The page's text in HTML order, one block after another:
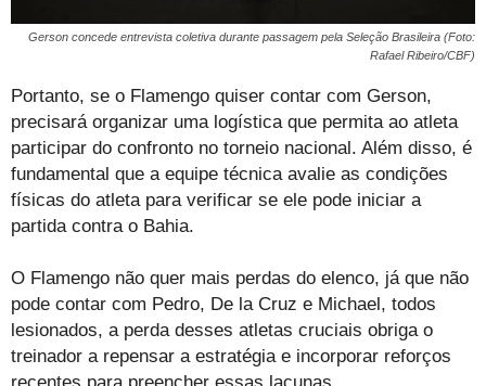
Gerson concede entrevista coletiva durante passagem pela Seleção Brasileira (Foto:
Rafael Ribeiro/CBF)
Portanto, se o Flamengo quiser contar com Gerson,
precisará organizar uma logística que permita ao atleta
participar do confronto no torneio nacional. Além disso, é
fundamental que a equipe técnica avalie as condições
físicas do atleta para verificar se ele pode iniciar a
partida contra o Bahia.
O Flamengo não quer mais perdas do elenco, já que não
pode contar com Pedro, De la Cruz e Michael, todos
lesionados, a perda desses atletas cruciais obriga o
treinador a repensar a estratégia e incorporar reforços
recentes para preencher essas lacunas.